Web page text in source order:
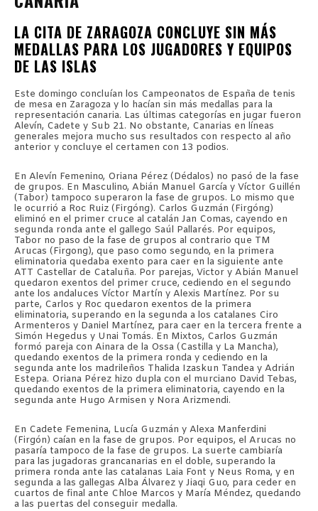
LA CITA DE ZARAGOZA CONCLUYE SIN MÁS
MEDALLAS PARA LOS JUGADORES Y EQUIPOS
DE LAS ISLAS
Este domingo concluían los Campeonatos de España de tenis
de mesa en Zaragoza y lo hacían sin más medallas para la
representación canaria. Las últimas categorías en jugar fueron
Alevín, Cadete y Sub 21. No obstante, Canarias en líneas
generales mejora mucho sus resultados con respecto al año
anterior y concluye el certamen con 13 podios.
En Alevín Femenino, Oriana Pérez (Dédalos) no pasó de la fase
de grupos. En Masculino, Abián Manuel García y Víctor Guillén
(Tabor) tampoco superaron la fase de grupos. Lo mismo que
le ocurrió a Roc Ruiz (Firgóng). Carlos Guzmán (Firgóng)
eliminó en el primer cruce al catalán Jan Comas, cayendo en
segunda ronda ante el gallego Saúl Pallarés. Por equipos,
Tabor no paso de la fase de grupos al contrario que TM
Arucas (Firgong), que paso como segundo, en la primera
eliminatoria quedaba exento para caer en la siguiente ante
ATT Castellar de Cataluña. Por parejas, Victor y Abián Manuel
quedaron exentos del primer cruce, cediendo en el segundo
ante los andaluces Víctor Martín y Alexis Martínez. Por su
parte, Carlos y Roc quedaron exentos de la primera
eliminatoria, superando en la segunda a los catalanes Ciro
Armenteros y Daniel Martínez, para caer en la tercera frente a
Simón Hegedus y Unai Tomás. En Mixtos, Carlos Guzmán
formó pareja con Ainara de la Ossa (Castilla y La Mancha),
quedando exentos de la primera ronda y cediendo en la
segunda ante los madrileños Thalida Izaskun Tandea y Adrián
Estepa. Oriana Pérez hizo dupla con el murciano David Tebas,
quedando exentos de la primera eliminatoria, cayendo en la
segunda ante Hugo Armisen y Nora Arizmendi.
En Cadete Femenina, Lucía Guzmán y Alexa Manferdini
(Firgón) caían en la fase de grupos. Por equipos, el Arucas no
pasaría tampoco de la fase de grupos. La suerte cambiaría
para las jugadoras grancanarias en el doble, superando la
primera ronda ante las catalanas Laia Font y Neus Roma, y en
segunda a las gallegas Alba Álvarez y Jiaqi Guo, para ceder en
cuartos de final ante Chloe Marcos y María Méndez, quedando
a las puertas del conseguir medalla.